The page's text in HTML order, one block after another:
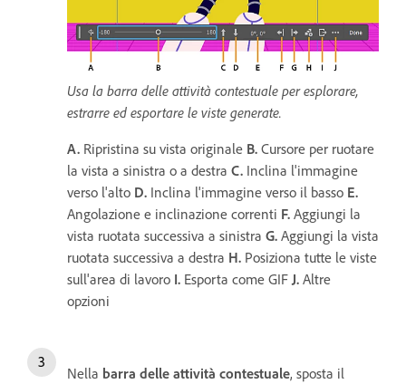
Usa la barra delle attività contestuale per esplorare,
estrarre ed esportare le viste generate.
A. Ripristina su vista originale B. Cursore per ruotare
la vista a sinistra o a destra C. Inclina l'immagine
verso l'alto D. Inclina l'immagine verso il basso E.
Angolazione e inclinazione correnti F. Aggiungi la
vista ruotata successiva a sinistra G. Aggiungi la vista
ruotata successiva a destra H. Posiziona tutte le viste
sull'area di lavoro I. Esporta come GIF J. Altre
opzioni
Nella barra delle attività contestuale, sposta il